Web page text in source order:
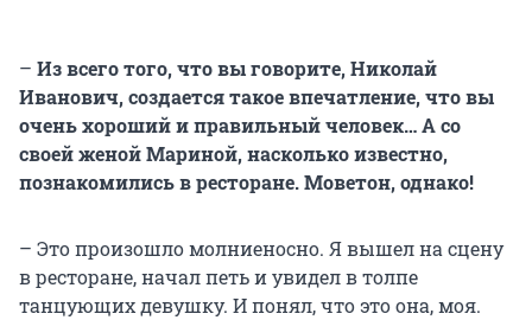
– Из всего того, что вы говорите, Николай
Иванович, создается такое впечатление, что вы
очень хороший и правильный человек…Асо
своей женой Мариной, насколько известно,
познакомились в ресторане. Моветон, однако!
– Это произошло молниеносно. Я вышел на сцену
в ресторане, начал петь и увидел в толпе
танцующих девушку. И понял, что это она, моя.